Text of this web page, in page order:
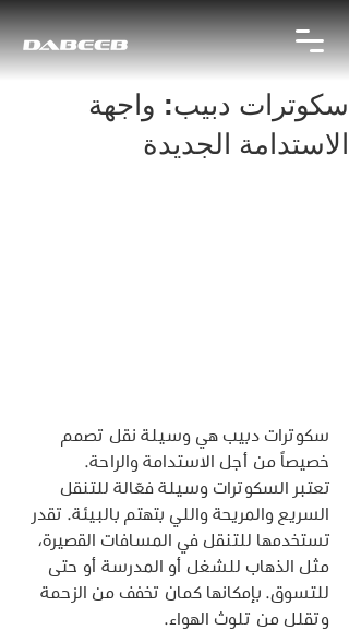
سكوترات دبيب: واجهة
الاستدامة الجديدة
سكوترات دبيب هي وسيلة نقل تصمم
خصيصاً من أجل الاستدامة والراحة.
تعتبر السكوترات وسيلة فعّالة للتنقل
السريع والمريحة واللي بتهتم بالبيئة. تقدر
تستخدمها للتنقل في المسافات القصيرة،
مثل الذهاب للشغل أو المدرسة أو حتى
للتسوق. بإمكانها كمان تخفف من الزحمة
وتقلل من تلوث الهواء.